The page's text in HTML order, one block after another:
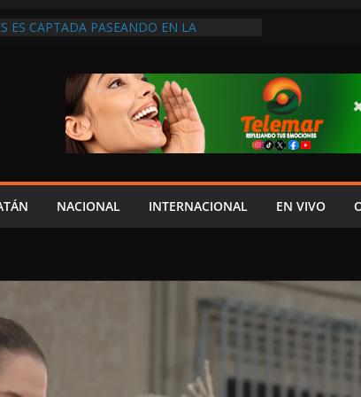
ES CAPTADA PASEANDO EN LA
AL CONGRESO: IGNACIO MUÑOZ;
EDITADO PARA DESINFORMAR Y
SARMIENTO
DICE QUE NO SE PUEDEN ELIMINAR
JAGUAR: 07 DE AGOSTO DE 2026
NACIONAL INTERNACIONAL EN VIVO